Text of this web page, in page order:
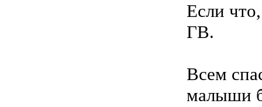
Если
ГВ.
Всем
малыши